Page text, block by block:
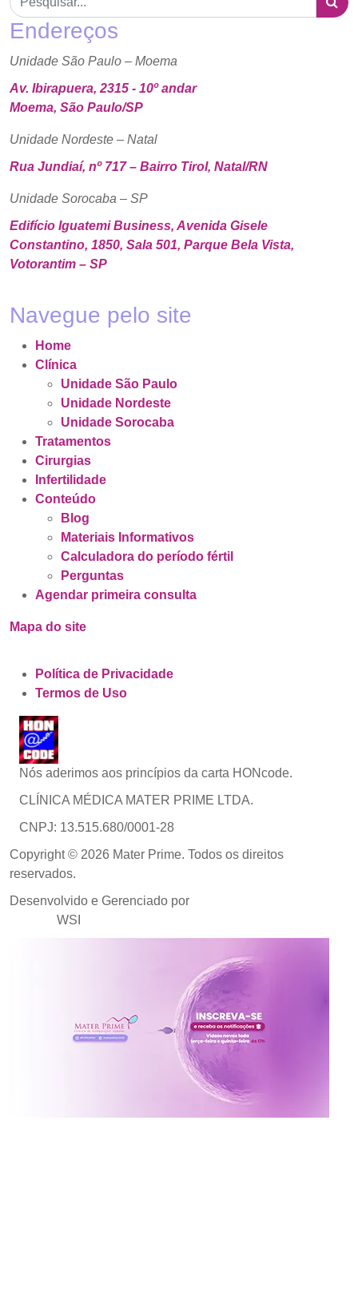
Endereços
Unidade São Paulo – Moema
Av. Ibirapuera, 2315 - 10º andar
Moema, São Paulo/SP
Unidade Nordeste – Natal
Rua Jundiaí, nº 717 – Bairro Tirol, Natal/RN
Unidade Sorocaba – SP
Edifício Iguatemi Business, Avenida Gisele
Constantino, 1850, Sala 501, Parque Bela Vista,
Votorantim – SP
Navegue pelo site
Home
Clínica
Unidade São Paulo
Unidade Nordeste
Unidade Sorocaba
Tratamentos
Cirurgias
Infertilidade
Conteúdo
Blog
Materiais Informativos
Calculadora do período fértil
Perguntas
Agendar primeira consulta
Mapa do site
Política de Privacidade
Termos de Uso
Nós aderimos aos princípios da carta HONcode.
CLÍNICA MÉDICA MATER PRIME LTDA.
CNPJ: 13.515.680/0001-28
Copyright © 2026 Mater Prime. Todos os direitos
reservados.
Desenvolvido e Gerenciado por
WSI